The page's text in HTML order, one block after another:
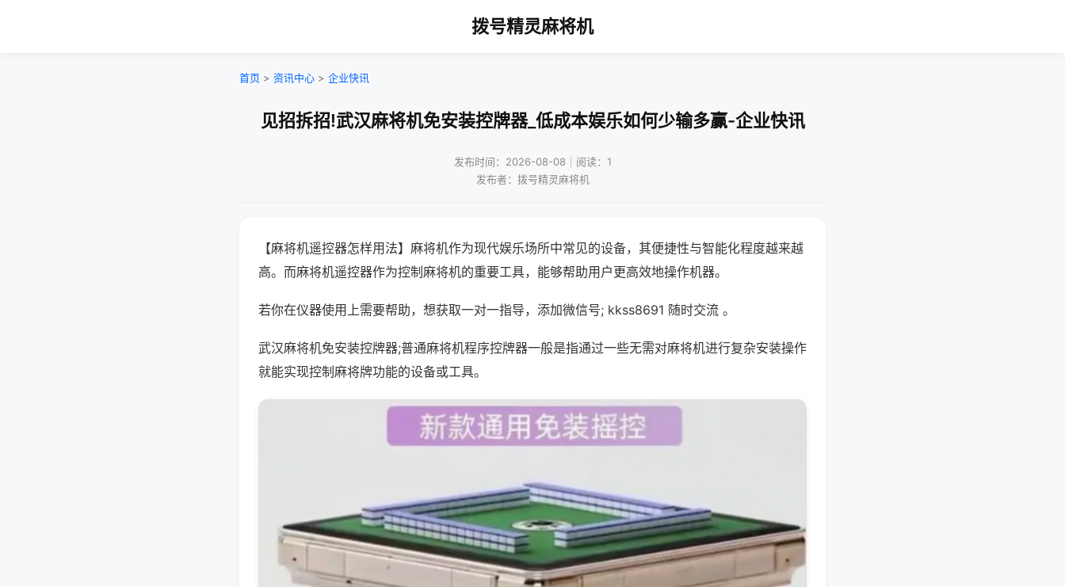
拨号精灵麻将机
首页 > 资讯中心 > 企业快讯
见招拆招!武汉麻将机免安装控牌器_低成本娱乐如何少输多赢-企业快讯
发布时间：2026-08-08｜阅读：1
发布者：拨号精灵麻将机
【麻将机遥控器怎样用法】麻将机作为现代娱乐场所中常见的设备，其便捷性与智能化程度越来越
高。而麻将机遥控器作为控制麻将机的重要工具，能够帮助用户更高效地操作机器。
若你在仪器使用上需要帮助，想获取一对一指导，添加微信号; kkss8691 随时交流 。
武汉麻将机免安装控牌器;普通麻将机程序控牌器一般是指通过一些无需对麻将机进行复杂安装操作
就能实现控制麻将牌功能的设备或工具。